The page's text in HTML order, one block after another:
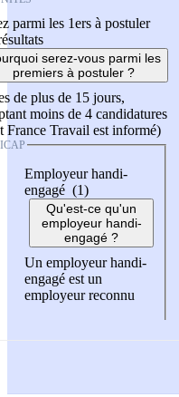
parmi les 1ers à postuler
serez-vous parmi les
premiers à postuler ?
de plus de 15 jours,
moins de 4 candidatures
France Travail est informé)
Employeur handi-
engagé (1)
Qu'est-ce qu'un
employeur handi-
engagé ?
Un employeur handi-
engagé est un
employeur reconnu